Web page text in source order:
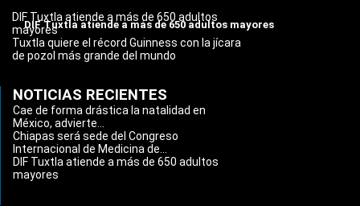
DIF Tuxtla atiende a más de 650 adultos mayores
DIF Tuxtla atiende a más de 650 adultos
mayores
Tuxtla quiere el récord Guinness con la jícara
de pozol más grande del mundo
NOTICIAS RECIENTES
Cae de forma drástica la natalidad en
México, advierte...
Chiapas será sede del Congreso
Internacional de Medicina de...
DIF Tuxtla atiende a más de 650 adultos
mayores